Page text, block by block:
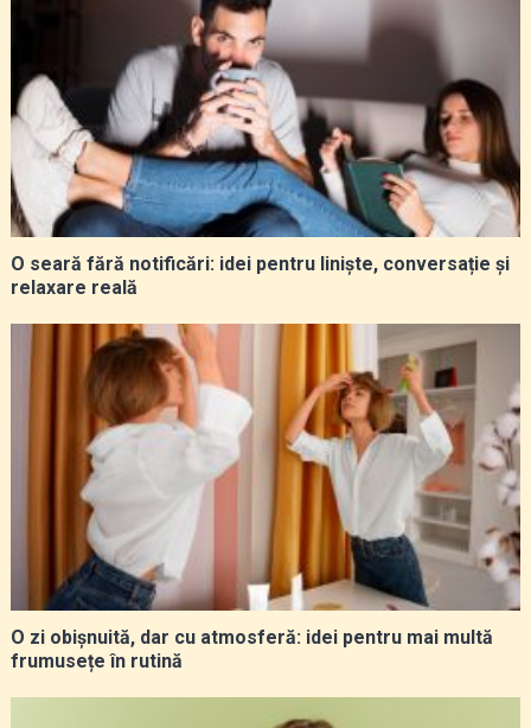
O seară fără notificări: idei pentru liniște, conversație și
relaxare reală
O zi obișnuită, dar cu atmosferă: idei pentru mai multă
frumusețe în rutină